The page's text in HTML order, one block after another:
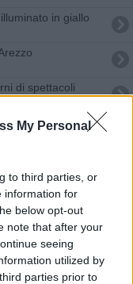
My Personal
to third parties, or
information for
below opt-out
note that after your
seeing
utilized by
parties prior to
in giallo
di spettacoli
Celtic Festival
a settembre
estate
a Venezia